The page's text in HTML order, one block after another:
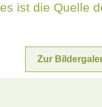
es ist die Quelle
Zur